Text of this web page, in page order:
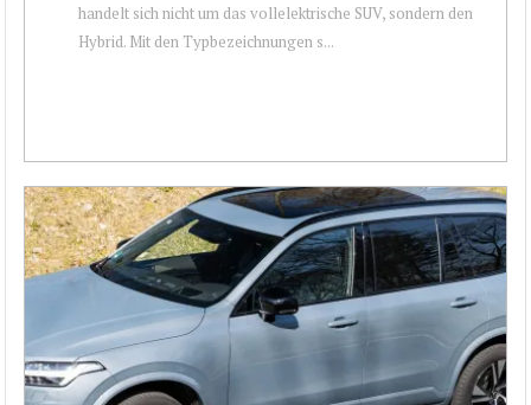
handelt sich nicht um das vollelektrische SUV, sondern den
Hybrid. Mit den Typbezeichnungen s...